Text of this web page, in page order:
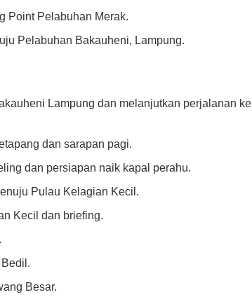
Point Pelabuhan Merak.
Pelabuhan Bakauheni, Lampung.
Lampung dan melanjutkan perjalanan ke
dan sarapan pagi.
dan persiapan naik kapal perahu.
Pulau Kelagian Kecil.
Kecil dan briefing.
Besar.